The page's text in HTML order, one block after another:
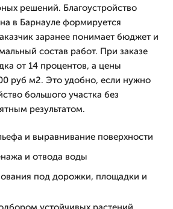
решений. Благоустройство
в Барнауле формируется
заранее понимает бюджет и
состав работ. При заказе
от 14 процентов, а цены
руб м2. Это удобно, если нужно
большого участка без
результатом.
и выравнивание поверхности
и отвода воды
под дорожки, площадки и